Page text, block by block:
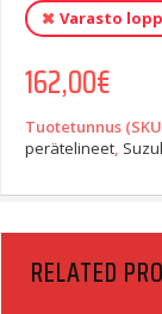
Varasto
162,00€
Tuotetunnus
perätelineet,
RELATED